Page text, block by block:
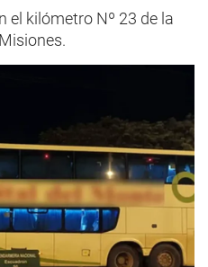
el kilómetro Nº 23 de la